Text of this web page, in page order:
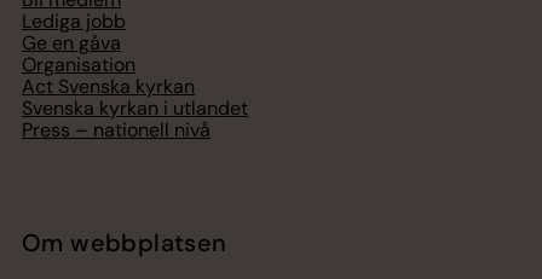
Lediga jobb
Ge en gåva
Organisation
Act Svenska kyrkan
Svenska kyrkan i utlandet
Press – nationell nivå
Om webbplatsen